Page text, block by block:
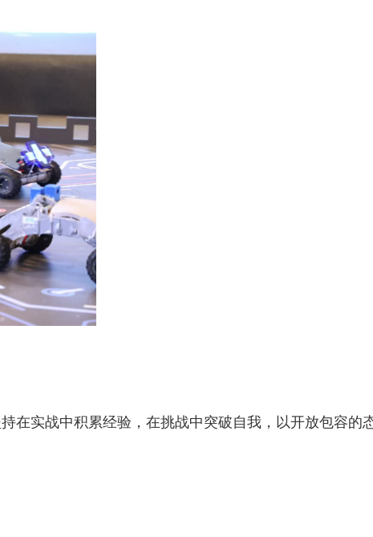
在实战中积累经验，在挑战中突破自我，以开放包容的